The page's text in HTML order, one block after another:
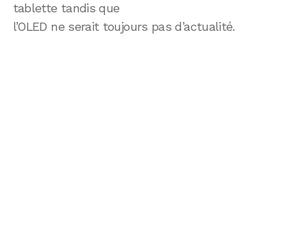
tablette tandis que
l’OLED ne serait toujours pas d’actualité.